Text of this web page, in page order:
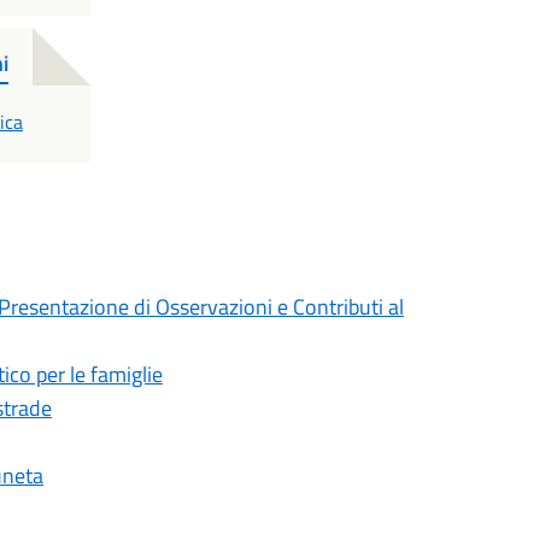
di Osservazioni e Contributi al
per le famiglie